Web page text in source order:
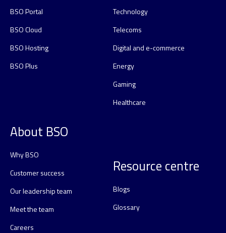
BSO Portal
BSO Cloud
BSO Hosting
BSO Plus
Technology
Telecoms
Digital and e-commerce
Energy
Gaming
Healthcare
About BSO
Why BSO
Customer success
Our leadership team
Meet the team
Careers
Resource centre
Blogs
Glossary